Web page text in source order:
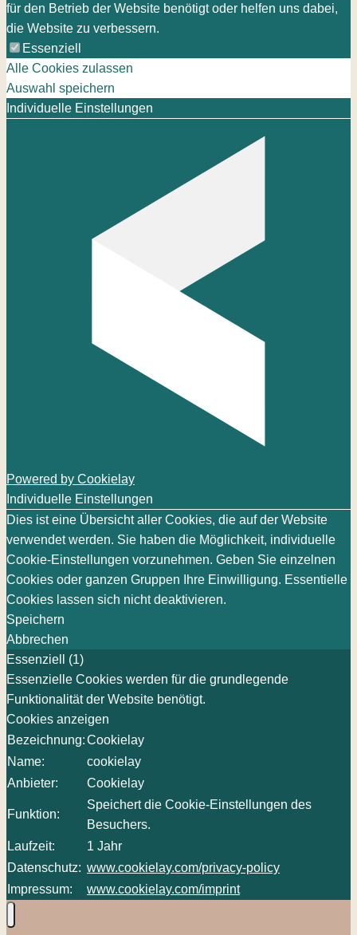
für den Betrieb der Website benötigt oder helfen uns dabei,
die Website zu verbessern.
Essenziell
Alle Cookies zulassen
Auswahl speichern
Individuelle Einstellungen
Powered by Cookielay
Individuelle Einstellungen
Dies ist eine Übersicht aller Cookies, die auf der Website
verwendet werden. Sie haben die Möglichkeit, individuelle
Cookie-Einstellungen vorzunehmen. Geben Sie einzelnen
Cookies oder ganzen Gruppen Ihre Einwilligung. Essentielle
Cookies lassen sich nicht deaktivieren.
Speichern
Abbrechen
Essenziell (1)
Essenzielle Cookies werden für die grundlegende
Funktionalität der Website benötigt.
Cookies anzeigen
Bezeichnung:Cookielay
Name:
cookielay
Anbieter:
Cookielay
Funktion:
Speichert die Cookie-Einstellungen des
Besuchers.
Laufzeit:
1 Jahr
Datenschutz: www.cookielay.com/privacy-policy
Impressum:
www.cookielay.com/imprint